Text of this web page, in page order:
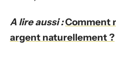
A lire aussi :Comment
argent naturellement ?